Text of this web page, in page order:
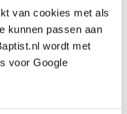
van cookies met als
kunnen passen aan
wordt met
voor Google
PB 175/1-50